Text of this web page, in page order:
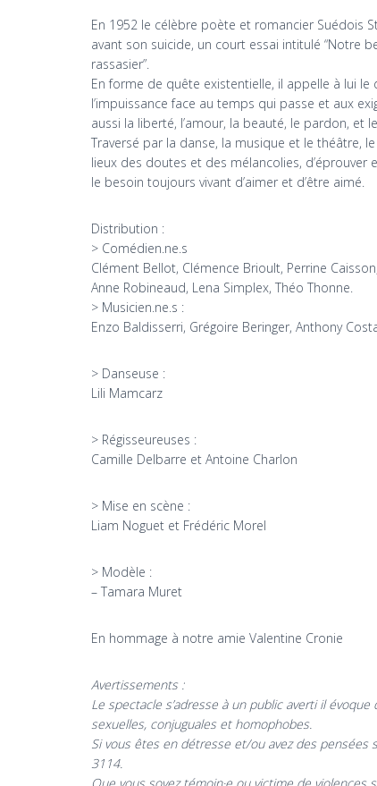
En 1952 le célèbre poète et romancier Suédois
avant son suicide, un court essai intitulé “Notre
rassasier”.
En forme de quête existentielle, il appelle à lui le
l’impuissance face au temps qui passe et aux
aussi la liberté, l’amour, la beauté, le pardon, et
Traversé par la danse, la musique et le théâtre,
lieux des doutes et des mélancolies, d’éprouver
le besoin toujours vivant d’aimer et d’être aimé.
Distribution :
> Comédien.ne.s
Clément Bellot, Clémence Brioult, Perrine
Anne Robineaud, Lena Simplex, Théo Thonne.
> Musicien.ne.s :
Enzo Baldisserri, Grégoire Beringer, Anthony
> Danseuse :
Lili Mamcarz
> Régisseureuses :
Camille Delbarre et Antoine Charlon
> Mise en scène :
Liam Noguet et Frédéric Morel
> Modèle :
– Tamara Muret
En hommage à notre amie Valentine Cronie
Avertissements :
Le spectacle s’adresse à un public averti il
sexuelles, conjuguales et homophobes.
Si vous êtes en détresse et/ou avez des pensées
3114.